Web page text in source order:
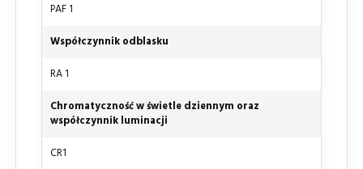
PAF 1
Współczynnik odblasku
RA 1
Chromatyczność w świetle dziennym oraz
współczynnik luminacji
CR1